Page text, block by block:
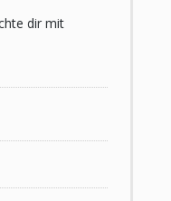
dir mit